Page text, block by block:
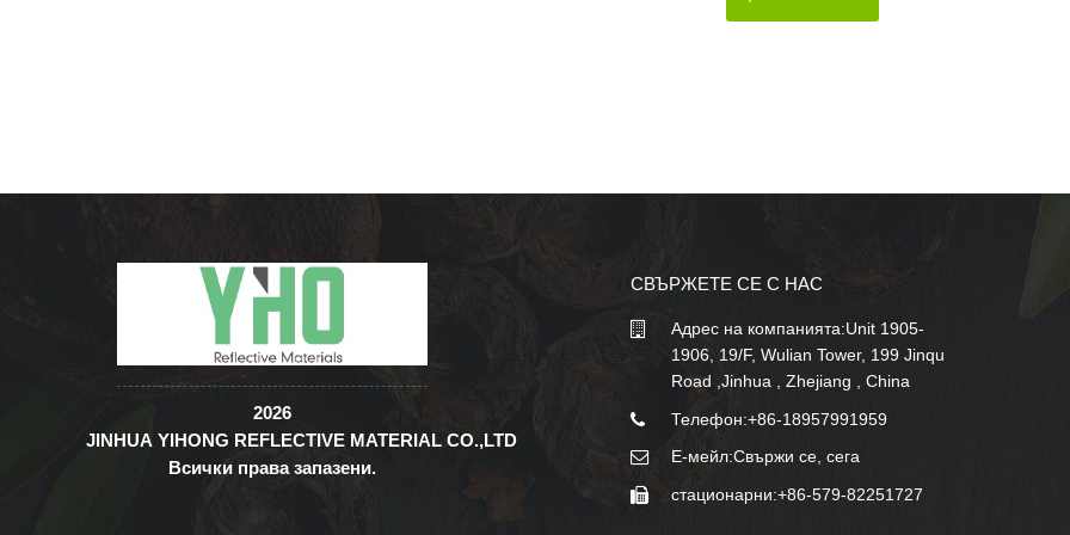
2026
JINHUA YIHONG REFLECTIVE MATERIAL CO.,LTD
Всички права запазени.
СВЪРЖЕТЕ СЕ С НАС
Адрес на компанията:Unit 1905-
1906, 19/F, Wulian Tower, 199 Jinqu
Road ,Jinhua , Zhejiang , China
Телефон:+86-18957991959
Е-мейл:Свържи се, сега
стационарни:+86-579-82251727